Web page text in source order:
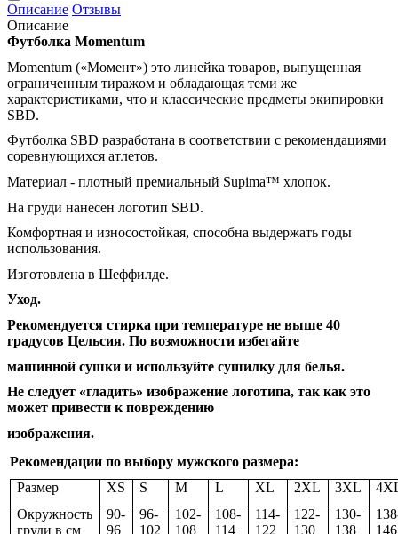
Описание Отзывы
Описание
Футболка Momentum
Momentum («Момент») это линейка товаров, выпущенная
ограниченным тиражом и обладающая теми же
характеристиками, что и классические предметы экипировки
SBD.
Футболка SBD разработана в соответствии с рекомендациями
соревнующихся атлетов.
Материал - плотный премиальный Supima™ хлопок.
На груди нанесен логотип SBD.
Комфортная и износостойкая, способна выдержать годы
использования.
Изготовлена в Шеффилде.
Уход.
Рекомендуется стирка при температуре не выше 40
градусов Цельсия. По возможности избегайте
машинной сушки и используйте сушилку для белья.
Не следует «гладить» изображение логотипа, так как это
может привести к повреждению
изображения.
Рекомендации по выбору мужского размера:
Размер
XS S M L XL 2XL 3XL
Окружность
груди в см
90-
96
96-
102
102-
108
108-
114
114-
122
122-
130
130-
138
146